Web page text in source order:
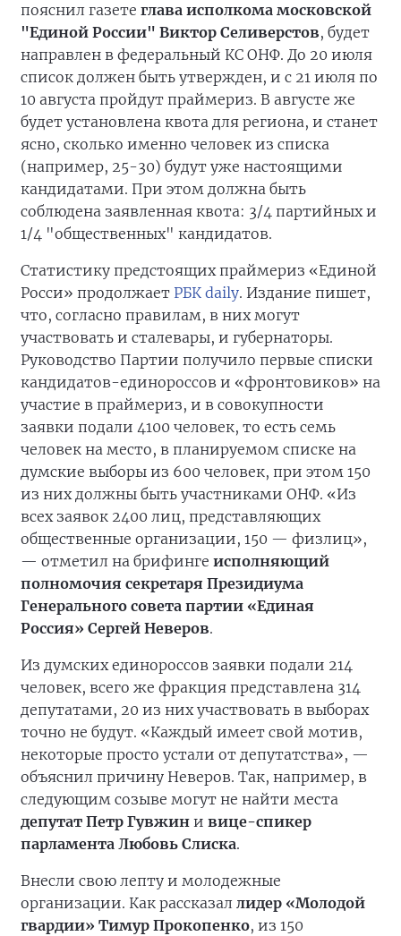
пояснил газете глава исполкома московской
"Единой России" Виктор Селиверстов, будет
направлен в федеральный КС ОНФ. До 20 июля
список должен быть утвержден, и с 21 июля по
10 августа пройдут праймериз. В августе же
будет установлена квота для региона, и станет
ясно, сколько именно человек из списка
(например, 25-30) будут уже настоящими
кандидатами. При этом должна быть
соблюдена заявленная квота: 3/4 партийных и
1/4 "общественных" кандидатов.
Статистику предстоящих праймериз «Единой
Росси» продолжает РБК daily. Издание пишет,
что, согласно правилам, в них могут
участвовать и сталевары, и губернаторы.
Руководство Партии получило первые списки
кандидатов-единороссов и «фронтовиков» на
участие в праймериз, и в совокупности
заявки подали 4100 человек, то есть семь
человек на место, в планируемом списке на
думские выборы из 600 человек, при этом 150
из них должны быть участниками ОНФ. «Из
всех заявок 2400 лиц, представляющих
общественные организации, 150 — физлиц»,
— отметил на брифинге исполняющий
полномочия секретаря Президиума
Генерального совета партии «Единая
Россия» Сергей Неверов.
Из думских единороссов заявки подали 214
человек, всего же фракция представлена 314
депутатами, 20 из них участвовать в выборах
точно не будут. «Каждый имеет свой мотив,
некоторые просто устали от депутатства», —
объяснил причину Неверов. Так, например, в
следующим созыве могут не найти места
депутат Петр Гувжин и вице-спикер
парламента Любовь Слиска.
Внесли свою лепту и молодежные
организации. Как рассказал лидер «Молодой
гвардии» Тимур Прокопенко, из 150